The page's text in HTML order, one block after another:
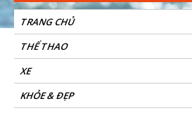
TRANG CHỦ
THỂ THAO
XE
KHỎE & ĐẸP